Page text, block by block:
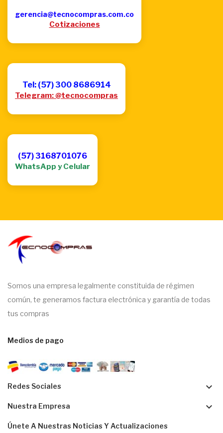
gerencia@tecnocompras.com.co
Cotizaciones
Tel: (57) 300 8686914
Telegram: @tecnocompras
(57) 3168701076
WhatsApp y Celular
Somos una empresa legalmente constituida de régimen
común, te generamos factura electrónica y garantía de todas
tus compras
Medios de pago
Redes Sociales keyboard_arrow_down
Nuestra Empresa keyboard_arrow_down
Únete A Nuestras Noticias Y Actualizaciones